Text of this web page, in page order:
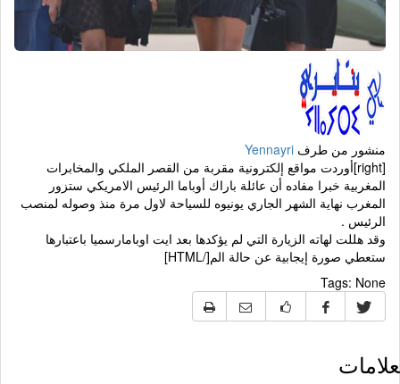
منشور من طرفYennayri
[right]أوردت مواقع إلكترونية مقربة من القصر الملكي والمخابرات
المغربية خبرا مفاده أن عائلة باراك أوباما الرئيس الامريكي ستزور
المغرب نهاية الشهر الجاري يونيوه للسياحة لاول مرة منذ وصوله لمنصب
الرئيس .
وقد هللت لهاته الزيارة التي لم يؤكدها بعد ايت اوبامارسميا باعتبارها
ستعطي صورة إيجابية عن حالة الم[/HTML]
Tags:None